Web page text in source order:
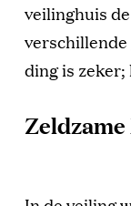
veilinghuis
verschillende
ding is zeker;